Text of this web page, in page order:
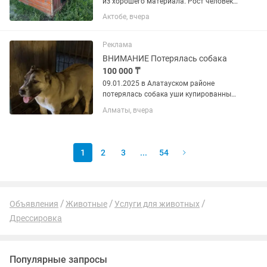
на фото 154см. После использования
помыли, хлоркой. Для нас она
Актобе, вчера
Реклама
ВНИМАНИЕ Потерялась собака
100 000 ₸
09.01.2025 в Алатауском районе
потерялась собака уши купированные
ВОЗНАГРАЖДЕНИЕ 100.000тг
Алматы, вчера
1 2 3 ... 54
Объявления Животные
Услуги для животных
Дрессировка
Популярные запросы